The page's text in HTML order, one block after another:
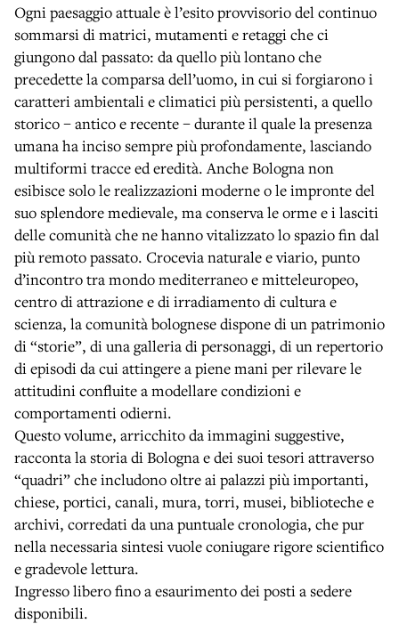
Ogni paesaggio attuale è l’esito provvisorio del continuo
sommarsi di matrici, mutamenti e retaggi che ci
giungono dal passato: da quello più lontano che
precedette la comparsa dell’uomo, in cui si forgiarono i
caratteri ambientali e climatici più persistenti, a quello
storico – antico e recente – durante il quale la presenza
umana ha inciso sempre più profondamente, lasciando
multiformi tracce ed eredità. Anche Bologna non
esibisce solo le realizzazioni moderne o le impronte del
suo splendore medievale, ma conserva le orme e i lasciti
delle comunità che ne hanno vitalizzato lo spazio fin dal
più remoto passato. Crocevia naturale e viario, punto
d’incontro tra mondo mediterraneo e mitteleuropeo,
centro di attrazione e di irradiamento di cultura e
scienza, la comunità bolognese dispone di un patrimonio
di “storie”, di una galleria di personaggi, di un repertorio
di episodi da cui attingere a piene mani per rilevare le
attitudini confluite a modellare condizioni e
comportamenti odierni.
Questo volume, arricchito da immagini suggestive,
racconta la storia di Bologna e dei suoi tesori attraverso
“quadri” che includono oltre ai palazzi più importanti,
chiese, portici, canali, mura, torri, musei, biblioteche e
archivi, corredati da una puntuale cronologia, che pur
nella necessaria sintesi vuole coniugare rigore scientifico
e gradevole lettura.
Ingresso libero fino a esaurimento dei posti a sedere
disponibili.